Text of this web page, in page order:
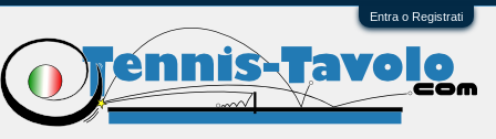
Entra o Registrati